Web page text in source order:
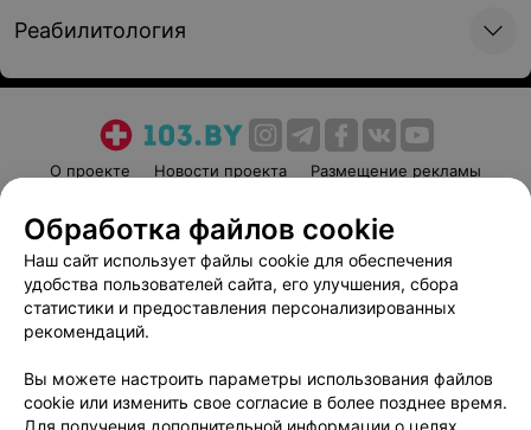
Реабилитология
О проекте Новости проекта
Размещение рекламы
Пользовательское соглашение
Способы оплаты
Вакансии
Партнеры
Написать руководителю 103.by
Обработка персональных данных
Обработка файлов cookie
Наш сайт использует файлы cookie для обеспечения
удобства пользователей сайта, его улучшения, сбора
статистики и предоставления персонализированных
рекомендаций.
Вы можете настроить параметры использования файлов
cookie или изменить свое согласие в более позднее время.
Для получения дополнительной информации о целях,